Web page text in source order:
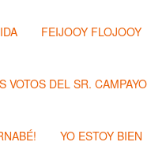
FEIJOOY FLOJOOY
VOTOS DEL SR. CAMPAYO
YO ESTOY BIEN